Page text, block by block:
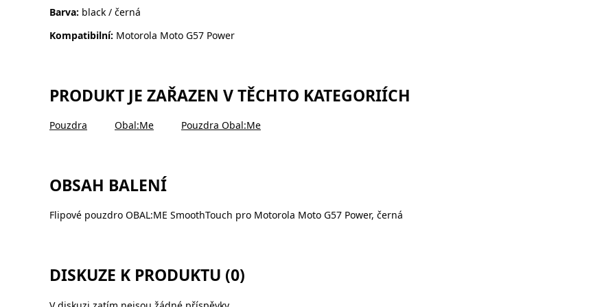
Barva: black / černá
Kompatibilní: Motorola Moto G57 Power
PRODUKT JE ZAŘAZEN V TĚCHTO KATEGORIÍCH
Pouzdra Obal:Me Pouzdra Obal:Me
OBSAH BALENÍ
Flipové pouzdro OBAL:ME SmoothTouch pro Motorola Moto G57 Power, černá
DISKUZE K PRODUKTU (0)